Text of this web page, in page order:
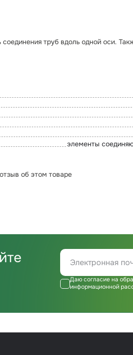
труб вдоль одной оси.
элементы
об этом товаре
Даю согласие на
информационной